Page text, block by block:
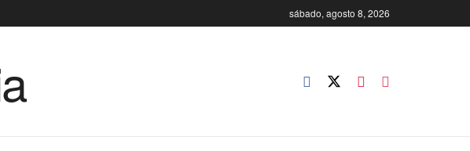
sábado, agosto 8, 2026